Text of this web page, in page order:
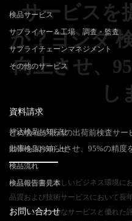
サービスを
か？ヨシダ
向上させ、
し
どの会社が最高の出荷前検査サ
効率を30%向上させ、95%の精度
今日の競争の激しいビジネス環境に
品質および技術サービスにおいて長
フェッショナルなサービスと優れた
検品サービス
サプライヤー＆工場 調査・監査
サプライチェーンマネジメント
その他のサービス
資料請求
持込検品お知らせ
出張検品お知らせ
検品流れ
検品報告書見本
お問い合わせ